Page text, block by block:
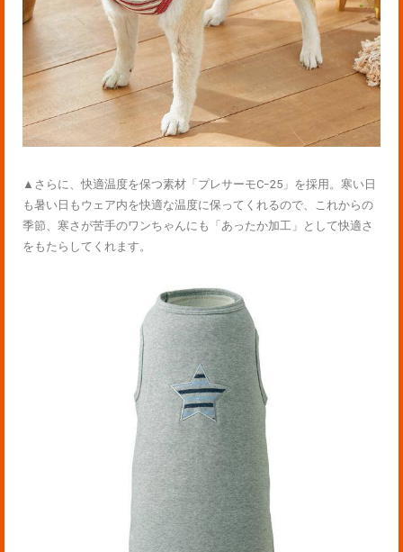
▲さらに、快適温度を保つ素材「プレサーモCｰ25」を採用。寒い日
も暑い日もウェア内を快適な温度に保ってくれるので、これからの
季節、寒さが苦手のワンちゃんにも「あったか加工」として快適さ
をもたらしてくれます。